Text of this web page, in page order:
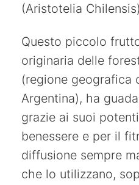
(Aristotelia
Questo piccolo
originaria delle
(regione geografica
Argentina), ha
grazie ai suoi
benessere e per il
diffusione sempre
che lo utilizzano,